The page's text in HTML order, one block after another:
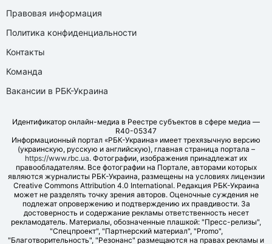
Правовая информация
Политика конфиденциальности
Контакты
Команда
Вакансии в РБК-Украина
Идентификатор онлайн-медиа в Реестре субъектов в сфере медиа —
R40-05347
Информационный портал «РБК-Украина» имеет трехязычную версию
(украинскую, русскую и английскую), главная страница портала –
https://www.rbc.ua. Фотографии, изображения принадлежат их
правообладателям. Все фотографии на Портале, авторами которых
являются журналисты РБК-Украина, размещены на условиях лицензии
Creative Commons Attribution 4.0 International. Редакция РБК-Украина
может не разделять точку зрения авторов. Оценочные суждения не
подлежат опровержению и подтверждению их правдивости. За
достоверность и содержание рекламы ответственность несет
рекламодатель. Материалы, обозначенные плашкой: "Пресс-релизы",
"Спецпроект", "Партнерский материал", "Promo",
"Благотворительность", "Резонанс" размещаются на правах рекламы и